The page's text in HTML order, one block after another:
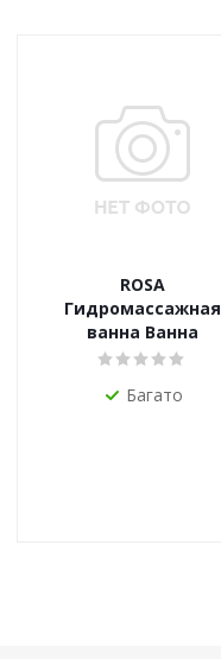
ROSA
Гидромассажная
ванна Ванна
Багато